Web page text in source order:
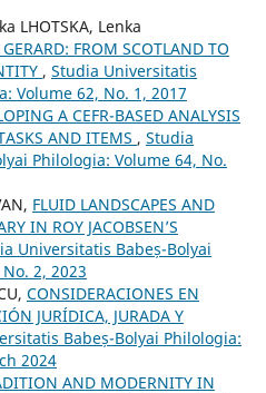
LHOTSKA, Lenka
FROM SCOTLAND TO
, Studia Universitatis
Volume 62, No. 1, 2017
A CEFR-BASED ANALYSIS
AND ITEMS , Studia
Philologia: Volume 64, No.
FLUID LANDSCAPES AND
IN ROY JACOBSEN’S
Universitatis Babeș-Bolyai
2, 2023
CONSIDERACIONES EN
JURÍDICA, JURADA Y
Babeș-Bolyai Philologia:
2024
AND MODERNITY IN